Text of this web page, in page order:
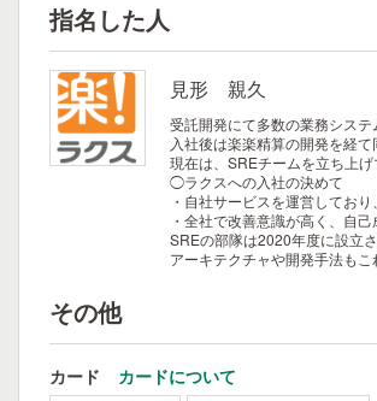
指名した人
見形 親久
受託開発にて多数の業務システ
入社後は楽楽精算の開発を経
現在は、SREチームを立ち上げ
◯ラクスへの入社の決めて
・自社サービスを運営してお
・全社で改善意識が高く、自
SREの部隊は2020年度に設立
アーキテクチャや開発手法も
その他
カード カードについて